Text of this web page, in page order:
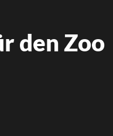
den Zoo